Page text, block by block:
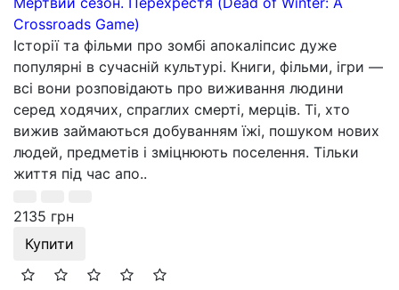
Crossroads Game)
Історії та фільми про зомбі апокаліпсис дуже
популярні в сучасній культурі. Книги, фільми, ігри —
всі вони розповідають про виживання людини
серед ходячих, спраглих смерті, мерців. Ті, хто
вижив займаються добуванням їжі, пошуком нових
людей, предметів і зміцнюють поселення. Тільки
життя під час апо..
2135 грн
Купити